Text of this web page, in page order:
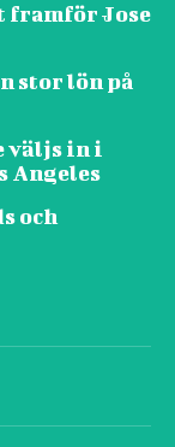
framför Jose
stor lön på
väljs in i
Angeles
och